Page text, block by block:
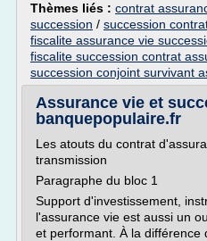
Thèmes liés : contrat
succession / succession
fiscalite assurance vie
fiscalite succession contrat
succession conjoint survivant
Assurance vie et
banquepopulaire.fr
Les atouts du contrat
transmission
Paragraphe du bloc 1
Support d'investissement,
l'assurance vie est aussi un
et performant. À la différence